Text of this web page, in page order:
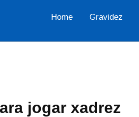
Home Gravidez
jogar xadrez